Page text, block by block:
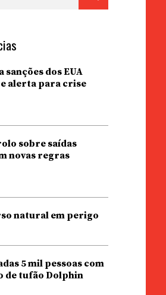
sanções dos EUA
alerta para crise
sobre saídas
novas regras
natural em perigo
5 mil pessoas com
de tufão Dolphin